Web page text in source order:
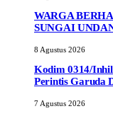
WARGA
SUNGAI
8 Agustus 2026
Kodim 0314/
Perintis Garuda
7 Agustus 2026